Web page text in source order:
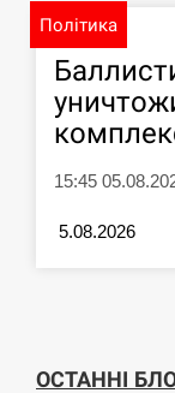
Політика
15:45
5.08.2026
ОСТАННІ